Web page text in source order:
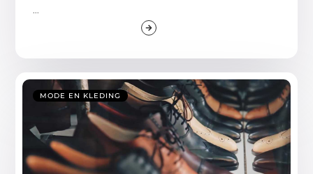
...
MODE EN KLEDING